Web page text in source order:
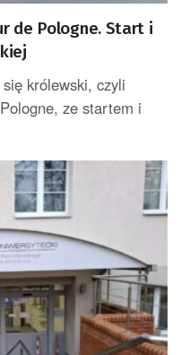
de Pologne. Start i
królewski, czyli
ze startem i